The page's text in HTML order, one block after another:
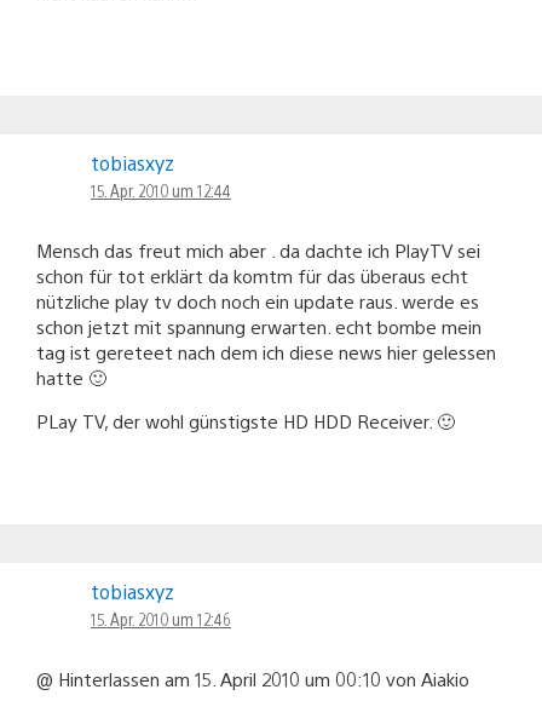
tobiasxyz
15. Apr. 2010 um 12:44
Mensch das freut mich aber . da dachte ich PlayTV sei
schon für tot erklärt da komtm für das überaus echt
nützliche play tv doch noch ein update raus. werde es
schon jetzt mit spannung erwarten. echt bombe mein
tag ist gereteet nach dem ich diese news hier gelessen
hatte 🙂
PLay TV, der wohl günstigste HD HDD Receiver. 🙂
tobiasxyz
15. Apr. 2010 um 12:46
@ Hinterlassen am 15. April 2010 um 00:10 von Aiakio